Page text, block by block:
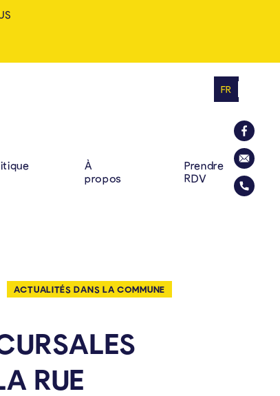
ZUHAUSE.
À
propos
Prendre
RDV
FR
ACTUALITÉS DANS LA COMMUNE
RUE
La
Envoyer